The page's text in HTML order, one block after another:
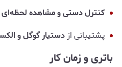
کنترل دستی و مشاهده لحظه‌ای
پشتیبانی از دستیار گوگل و
باتری و زمان کار